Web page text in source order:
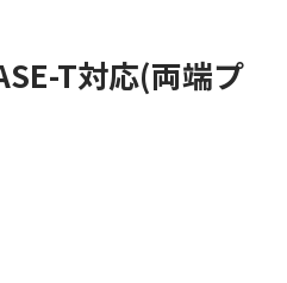
T対応(両端プ